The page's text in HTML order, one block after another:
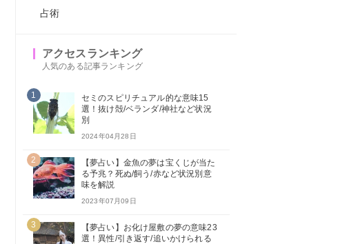
占術
アクセスランキング
人気のある記事ランキング
1
セミのスピリチュアル的な意味15
選！抜け殻/ベランダ/神社など状況
別
2024年04月28日
2
【夢占い】金魚の夢は宝くじが当た
る予兆？死ぬ/飼う/赤など状況別意
味を解説
2023年07月09日
3
【夢占い】お化け屋敷の夢の意味23
選！異性/引き返す/追いかけられる